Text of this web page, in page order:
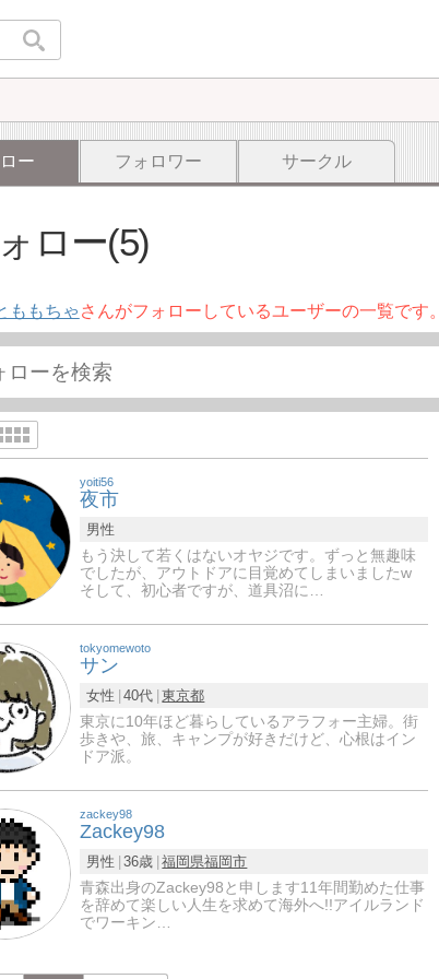
ー フォロワー サークル
ロー(5)
ももちゃ さんがフォローしているユーザーの一覧です。
yoiti56
夜市
男性
もう決して若くはないオヤジです。ずっと無趣味
でしたが、アウトドアに目覚めてしまいましたw
そして、初心者ですが、道具沼に…
tokyomewoto
サン
女性 40代 東京都
東京に10年ほど暮らしているアラフォー主婦。街
歩きや、旅、キャンプが好きだけど、心根はイン
ドア派。
zackey98
Zackey98
男性 36歳 福岡県福岡市
青森出身のZackey98と申します11年間勤めた仕事
を辞めて楽しい人生を求めて海外へ!!アイルランド
でワーキン…